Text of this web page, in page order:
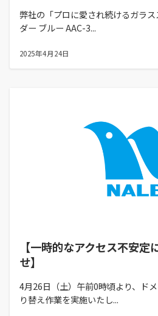
弊社の「プロに愛され続けるガラ
ダー ブルー AAC-3...
2025年4月24日
【一時的なアクセス不安定
せ】
4月26日（土）午前0時頃より、ド
り替え作業を実施いたし...